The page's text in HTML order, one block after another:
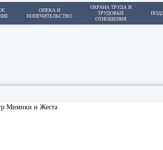
ОПЕКА И
ПОПЕЧИТЕЛЬСТВО
ОХРАНА ТРУДА И
ТРУДОВЫЕ
ОТНОШЕНИЯ